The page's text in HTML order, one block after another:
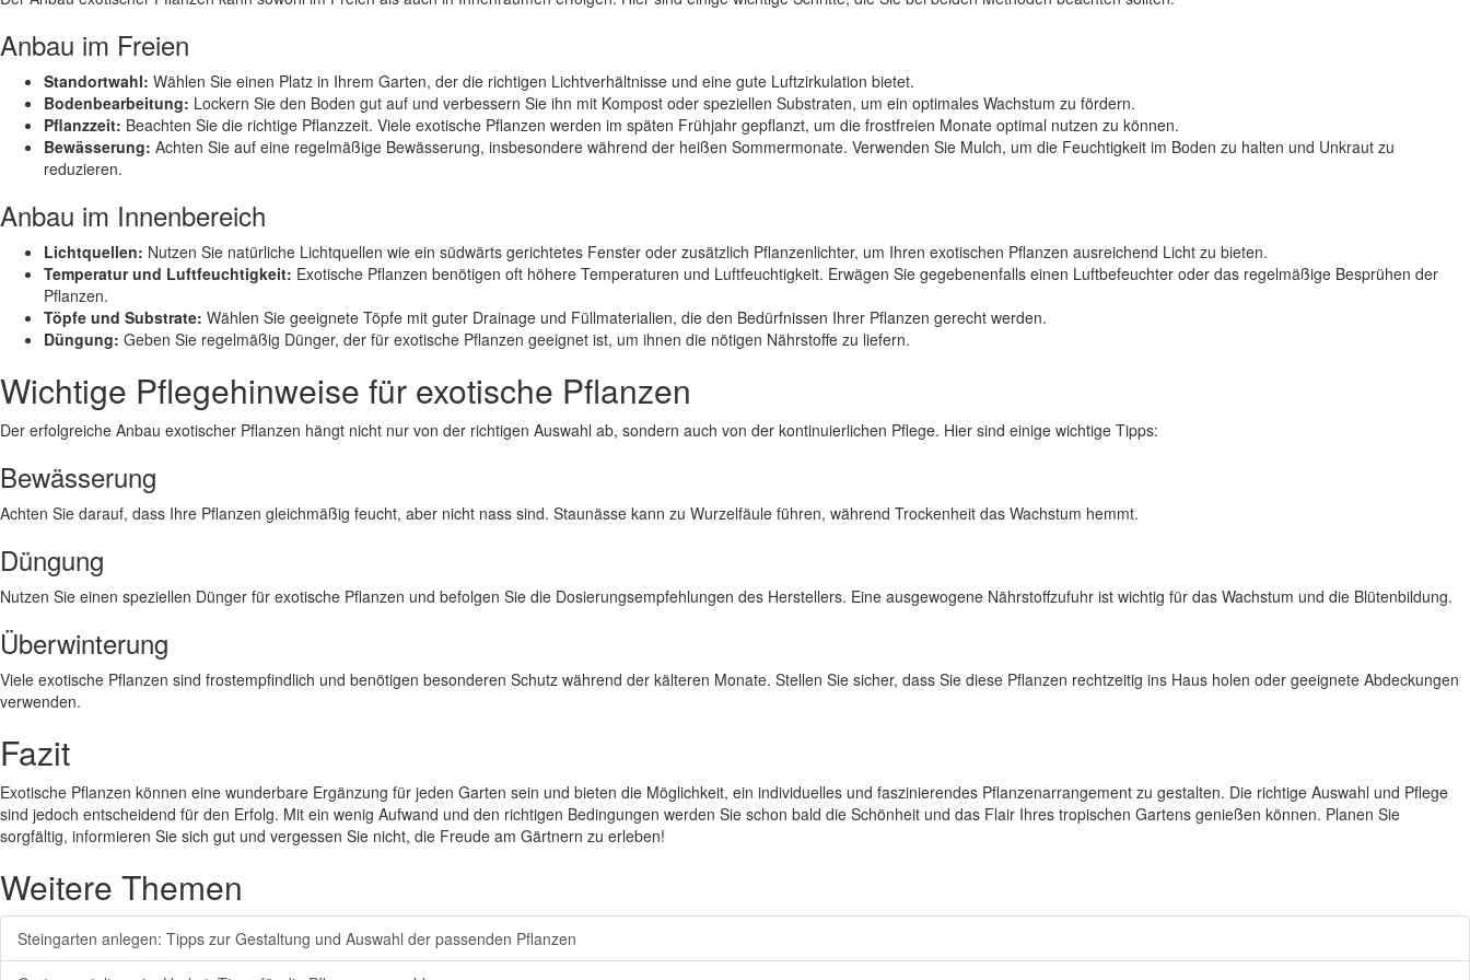
Anbau im Freien
Standortwahl: Wählen Sie einen Platz in Ihrem Garten, der die richtigen Lichtverhältnisse und eine gute Luftzirkulation bietet.
Bodenbearbeitung: Lockern Sie den Boden gut auf und verbessern Sie ihn mit Kompost oder speziellen Substraten, um ein optimales Wachstum zu fördern.
Pflanzzeit: Beachten Sie die richtige Pflanzzeit. Viele exotische Pflanzen werden im späten Frühjahr gepflanzt, um die frostfreien Monate optimal nutzen zu können.
Bewässerung: Achten Sie auf eine regelmäßige Bewässerung, insbesondere während der heißen Sommermonate. Verwenden Sie Mulch, um die Feuchtigkeit im Boden zu halten und Unkraut zu
reduzieren.
Anbau im Innenbereich
Lichtquellen: Nutzen Sie natürliche Lichtquellen wie ein südwärts gerichtetes Fenster oder zusätzlich Pflanzenlichter, um Ihren exotischen Pflanzen ausreichend Licht zu bieten.
Temperatur und Luftfeuchtigkeit: Exotische Pflanzen benötigen oft höhere Temperaturen und Luftfeuchtigkeit. Erwägen Sie gegebenenfalls einen Luftbefeuchter oder das regelmäßige Besprühen der
Pflanzen.
Töpfe und Substrate: Wählen Sie geeignete Töpfe mit guter Drainage und Füllmaterialien, die den Bedürfnissen Ihrer Pflanzen gerecht werden.
Düngung: Geben Sie regelmäßig Dünger, der für exotische Pflanzen geeignet ist, um ihnen die nötigen Nährstoffe zu liefern.
Wichtige Pflegehinweise für exotische Pflanzen
Der erfolgreiche Anbau exotischer Pflanzen hängt nicht nur von der richtigen Auswahl ab, sondern auch von der kontinuierlichen Pflege. Hier sind einige wichtige Tipps:
Bewässerung
Achten Sie darauf, dass Ihre Pflanzen gleichmäßig feucht, aber nicht nass sind. Staunässe kann zu Wurzelfäule führen, während Trockenheit das Wachstum hemmt.
Düngung
Nutzen Sie einen speziellen Dünger für exotische Pflanzen und befolgen Sie die Dosierungsempfehlungen des Herstellers. Eine ausgewogene Nährstoffzufuhr ist wichtig für das Wachstum und die Blütenbildung.
Überwinterung
Viele exotische Pflanzen sind frostempfindlich und benötigen besonderen Schutz während der kälteren Monate. Stellen Sie sicher, dass Sie diese Pflanzen rechtzeitig ins Haus holen oder geeignete Abdeckungen
verwenden.
Fazit
Exotische Pflanzen können eine wunderbare Ergänzung für jeden Garten sein und bieten die Möglichkeit, ein individuelles und faszinierendes Pflanzenarrangement zu gestalten. Die richtige Auswahl und Pflege
sind jedoch entscheidend für den Erfolg. Mit ein wenig Aufwand und den richtigen Bedingungen werden Sie schon bald die Schönheit und das Flair Ihres tropischen Gartens genießen können. Planen Sie
sorgfältig, informieren Sie sich gut und vergessen Sie nicht, die Freude am Gärtnern zu erleben!
Weitere Themen
Steingarten anlegen: Tipps zur Gestaltung und Auswahl der passenden Pflanzen